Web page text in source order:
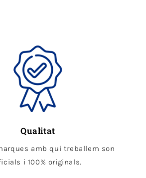
Qualitat
amb qui treballem son
i 100% originals.